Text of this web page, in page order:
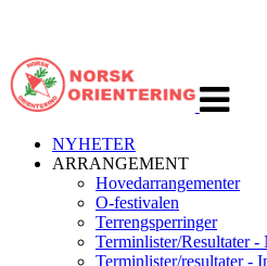
navigasjon
NYHETER
ARRANGEMENT
Hovedarrangementer
O-festivalen
Terrengsperringer
Terminlister/Resultater -
Terminlister/resultater -